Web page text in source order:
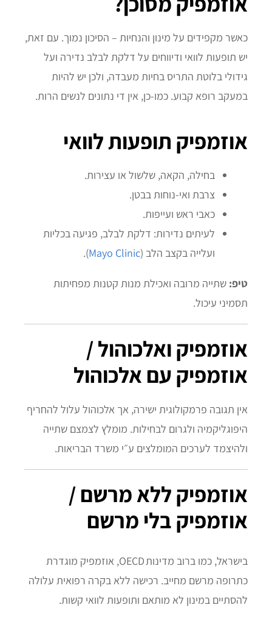
כאשר מקפידים על מינון והנחיות – הסיכון נמוך. עם זאת,
יש תופעות לוואי ודיווחים על דלקת לבלב נדירה ועל
גידולי בלוטת התריס בחיות מעבדה, ולכן יש להיות
במעקב רופא קבוע. כמו‑כן, אין די נתונים לנשים הרות.
אוזמפיק תופעות לוואי
בחילה, הקאה, שלשול או עצירות.
צרבת ואי‑נוחות בבטן.
כאבי ראש ועייפות.
לעיתים נדירות: דלקת לבלב, פגיעה בכליות
ועלייה בקצב הלב (Mayo Clinic
).
טיפ:שתייה מרובה ואכילת מנות קטנות מפחיתות
תסמיני עיכול.
אוזמפיק ואלכוהול /
אוזמפיק עם אלכוהול
אין תגובה פרמקולוגית ישירה, אך אלכוהול עלול להחריף
היפוגליקמיה ולגרום לבחילות. מומלץ לצמצם שתייה
ולהיצמד לערכים המומלצים ע״י משרד הבריאות.
אוזמפיק ללא מרשם /
אוזמפיק בלי מרשם
בישראל, כמו ברוב מדינות OECD, אוזמפיק מוגדרת
כתרופה מרשם מחייב. רכישה ללא בקרה רפואית עלולה
להסתיים במינון לא מותאם ותופעות לוואי קשות.